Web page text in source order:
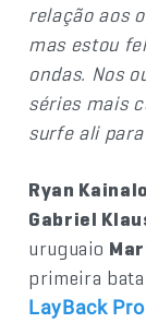
relação aos
mas estou
ondas. Nos
séries mais
surfe ali
Ryan Kainalo
Gabriel
uruguaio
primeira
LayBack